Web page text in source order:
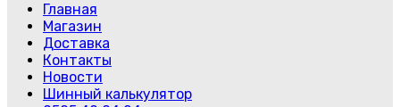
Главная
Магазин
Доставка
Контакты
Новости
Шинный калькулятор